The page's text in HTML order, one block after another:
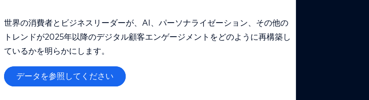
世界の消費者とビジネスリーダーが、AI、パーソナライゼーション、その他の
トレンドが2025年以降のデジタル顧客エンゲージメントをどのように再構築し
ているかを明らかにします。
データを参照してください